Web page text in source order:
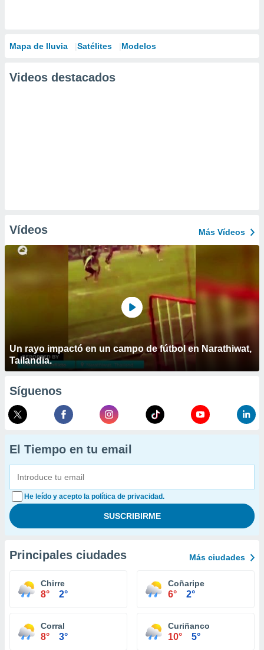
Mapa de lluvia Satélites Modelos
Videos destacados
Vídeos Más Vídeos
Un rayo impactó en un campo de fútbol en Narathiwat,
Tailandia.
Síguenos
El Tiempo en tu email
He leído y acepto la política de privacidad.
Principales ciudades Más ciudades
Chirre
8° 2°
Coñaripe
6° 2°
Corral
8° 3°
Curiñanco
10° 5°